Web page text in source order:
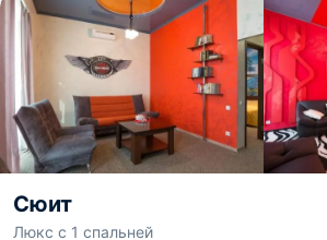
Сюит
Люкс с 1 спальней